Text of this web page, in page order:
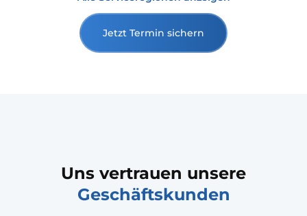
Jetzt Termin sichern
Uns vertrauen unsere
Geschäftskunden